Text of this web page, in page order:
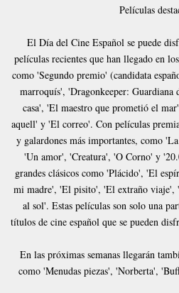
Películas
El Día del Cine Español se puede
películas recientes que han llegado en
como 'Segundo premio' (candidata
marroquís', 'Dragonkeeper:
casa', 'El maestro que prometió el
aquell' y 'El correo'. Con películas
y galardones más importantes, como
'Un amor', 'Creatura', 'O Corno' y
grandes clásicos como 'Plácido', 'El
mi madre', 'El pisito', 'El extraño viaje',
al sol'. Estas películas son solo una
títulos de cine español que se pueden
En las próximas semanas llegarán
como 'Menudas piezas', 'Norberta',